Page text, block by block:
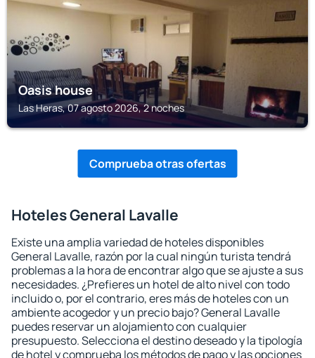
Oasis house
Las Heras, 07 agosto 2026, 2 noches
Comprueba otras ofertas
Hoteles General Lavalle
Existe una amplia variedad de hoteles disponibles
General Lavalle, razón por la cual ningún turista tendrá
problemas a la hora de encontrar algo que se ajuste a sus
necesidades. ¿Prefieres un hotel de alto nivel con todo
incluido o, por el contrario, eres más de hoteles con un
ambiente acogedor y un precio bajo? General Lavalle
puedes reservar un alojamiento con cualquier
presupuesto. Selecciona el destino deseado y la tipología
de hotel y comprueba los métodos de pago y las opciones